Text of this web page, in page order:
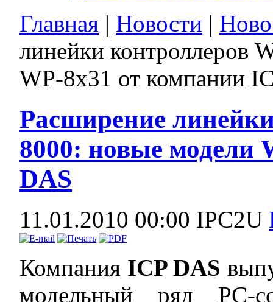
Главная | Новости |
линейки контроллеров
WP-8x31 от компании
Расширение
8000: новые модели
DAS
11.01.2010 00:00 IPC2U
Компания ICP DAS
модельный ряд PC-